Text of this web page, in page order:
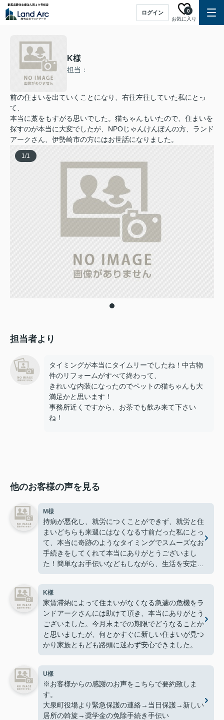
ログイン
お気に入り
0
K様
担当：
前の住まいを出ていくことになり、右往左往していた私にとっ
て、
本当に藁をもすがる思いでした。猫ちゃんもいたので、住まいを
探すのが本当に大変でしたが、NPOじゃんけんぽんの方、ランド
アークさん、伊勢崎市の方にはお世話になりました。
1/1
担当者より
タイミングが本当にタイムリーでしたね！中古物
件のリフォームがすべて終わって、
きれいな内装になったのでペットの猫ちゃんも大
満足かと思います！
事務所近くですから、お茶でも飲み来て下さい
ね！
他のお客様の声を見る
M様
持病が悪化し、就労につくことができず、就労と住
まいどちらも来週にはなくなる寸前だった私にとっ
て、本当に奇跡のようなタイミングでスムーズなお
手続きをしてくれて本当にありがとうございまし
た！簡単なお手伝いなどもしながら、生活を安定さ
せることができました！
K様
家賃滞納によって住まいがなくなる急遽の危機をラ
ンドアークさんには助けて頂き、本当にありがとう
ございました。今月末までの期限でどうなることか
と思いましたが、何とかすぐに新しい住まいが見つ
かり家族ともども路頭に迷わず安心できました。
U様
※お客様からの感謝のお声をこちらで要約致しま
す。
大泉町役場より緊急保護の連絡→当日保護→新しい
居所の斡旋→奨学金の免除手続き手伝い